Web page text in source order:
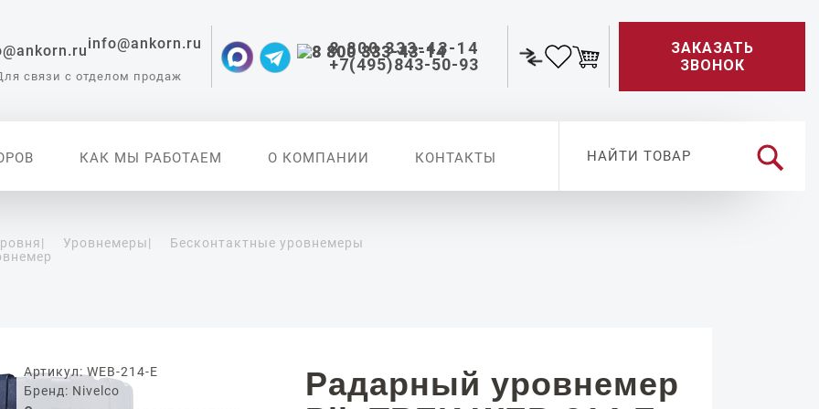
info@ankorn.ru
связи с отделом продаж
8 800 333-43-14
+7(495)843-50-93
ЗАКАЗАТЬ
ЗВОНОК
КАК МЫ РАБОТАЕМ О КОМПАНИИ КОНТАКТЫ
для
| Уровнемеры|
Бесконтактные уровнемеры
Артикул: WEB-214-E
Бренд: Nivelco
Радарный уровнемер